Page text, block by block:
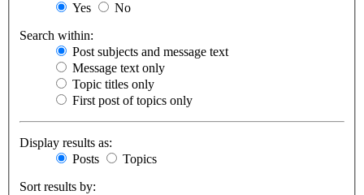
Yes
No
Search within:
Post subjects and message text
Message text only
Topic titles only
First post of topics only
Display results as:
Posts
Topics
Sort results by: